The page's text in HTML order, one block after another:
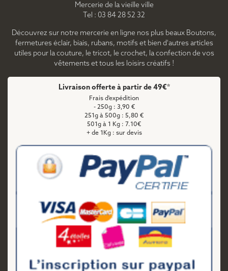
Mercerie de la vieille ville
Tel : 03 84 28 52 32
Découvrez sur notre mercerie en ligne nos plus beaux Boutons,
fermetures éclair, biais, rubans, motifs et bien d'autres articles
utiles pour la couture, le tricot, le crochet, la confection de vos
vêtements et tous les loisirs créatifs !
Livraison offerte à partir de 49€*
Frais d'expédition
- 250g : 3,90 €
251g à 500g : 5,80 €
501g à 1 Kg : 7.10€
+ de 1Kg : sur devis